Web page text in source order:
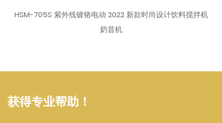
HSM-705S 紫外线镀铬电动 2022 新款时尚设计饮料搅拌机
奶昔机
获得专业帮助！